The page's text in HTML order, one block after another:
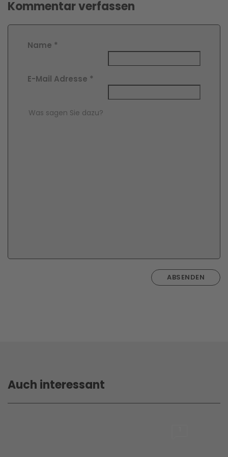
Kommentar verfassen
Name *
E-Mail Adresse *
Comment Text*
ABSENDEN
Auch interessant